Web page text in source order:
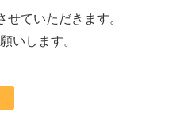
ていただきます。
いします。